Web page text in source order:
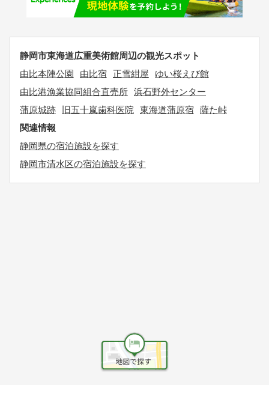
静岡市東海道広重美術館周辺の観光スポット
由比本陣公園
由比宿 正雪紺屋
ゆい桜えび館
由比港漁業協同組合直売所 浜石野外センター
蒲原城跡
旧五十嵐歯科医院 東海道蒲原宿
薩た峠
関連情報
静岡県の宿泊施設を探す
静岡市清水区の宿泊施設を探す